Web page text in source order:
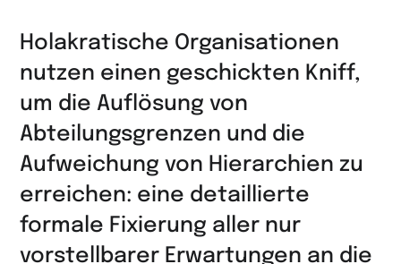
auf
LinkedIn
teilen
Holakratische Organisationen
nutzen einen geschickten Kniff,
um die Auflösung von
Abteilungsgrenzen und die
Aufweichung von Hierarchien zu
erreichen: eine detaillierte
formale Fixierung aller nur
vorstellbarer Erwartungen an die